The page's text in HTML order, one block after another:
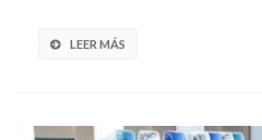
LEER MÁS